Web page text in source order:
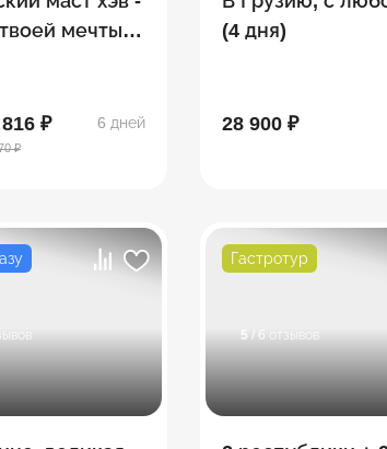
мечты! 8
₽
₽
6 дней
(4 дня)
28 900 ₽
Гастротур
5 / 6 отзывов